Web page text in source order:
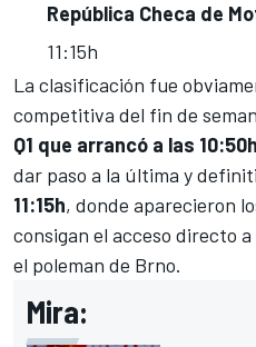
República Checa de
11:15h
La clasificación fue
competitiva del fin de
Q1 que arrancó a las 10:50h
dar paso a la última y
11:15h, donde aparecieron
consigan el acceso directo
el poleman de Brno.
Mira: